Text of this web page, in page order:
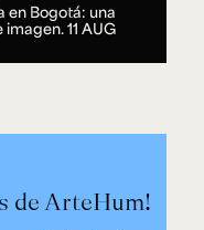
en Bogotá: una
imagen.11 AUG
de ArteHum!